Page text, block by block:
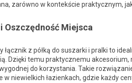
zarówno w kontekście praktycznym,
Oszczędność Miejsca
łącznik z półką do suszarki i pralki to
Dzięki temu praktycznemu
do korzystania. Takie
w niewielkich łazienkach, gdzie każdy